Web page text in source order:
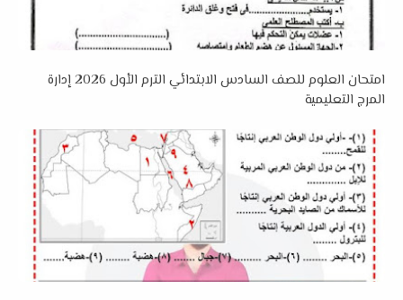
امتحان العلوم للصف السادس الابتدائي الترم الأول 2026 إدارة
المرج التعليمية